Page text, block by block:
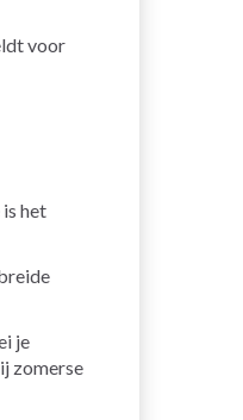
voor
het
je
zomerse